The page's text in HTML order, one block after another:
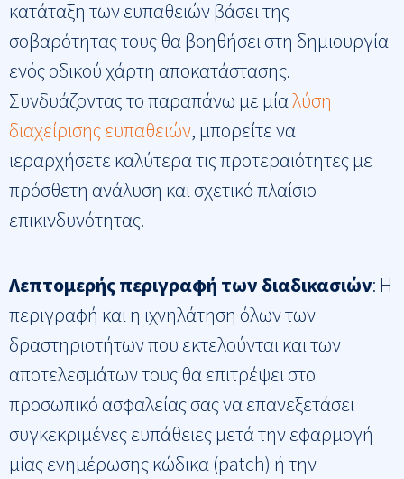
κατάταξη των ευπαθειών βάσει της
σοβαρότητας τους θα βοηθήσει στη δημιουργία
ενός οδικού χάρτη αποκατάστασης.
Συνδυάζοντας το παραπάνω με μίαλύση
διαχείρισης ευπαθειών, μπορείτε να
ιεραρχήσετε καλύτερα τις προτεραιότητες με
πρόσθετη ανάλυση και σχετικό πλαίσιο
επικινδυνότητας.
Λεπτομερής περιγραφή των διαδικασιών​: Η
περιγραφή και η ιχνηλάτηση όλων των
δραστηριοτήτων που εκτελούνται και των
αποτελεσμάτων τους θα επιτρέψει στο
προσωπικό ασφαλείας σας να επανεξετάσει
συγκεκριμένες ευπάθειες μετά την εφαρμογή
μίας ενημέρωσης κώδικα (patch) ή την